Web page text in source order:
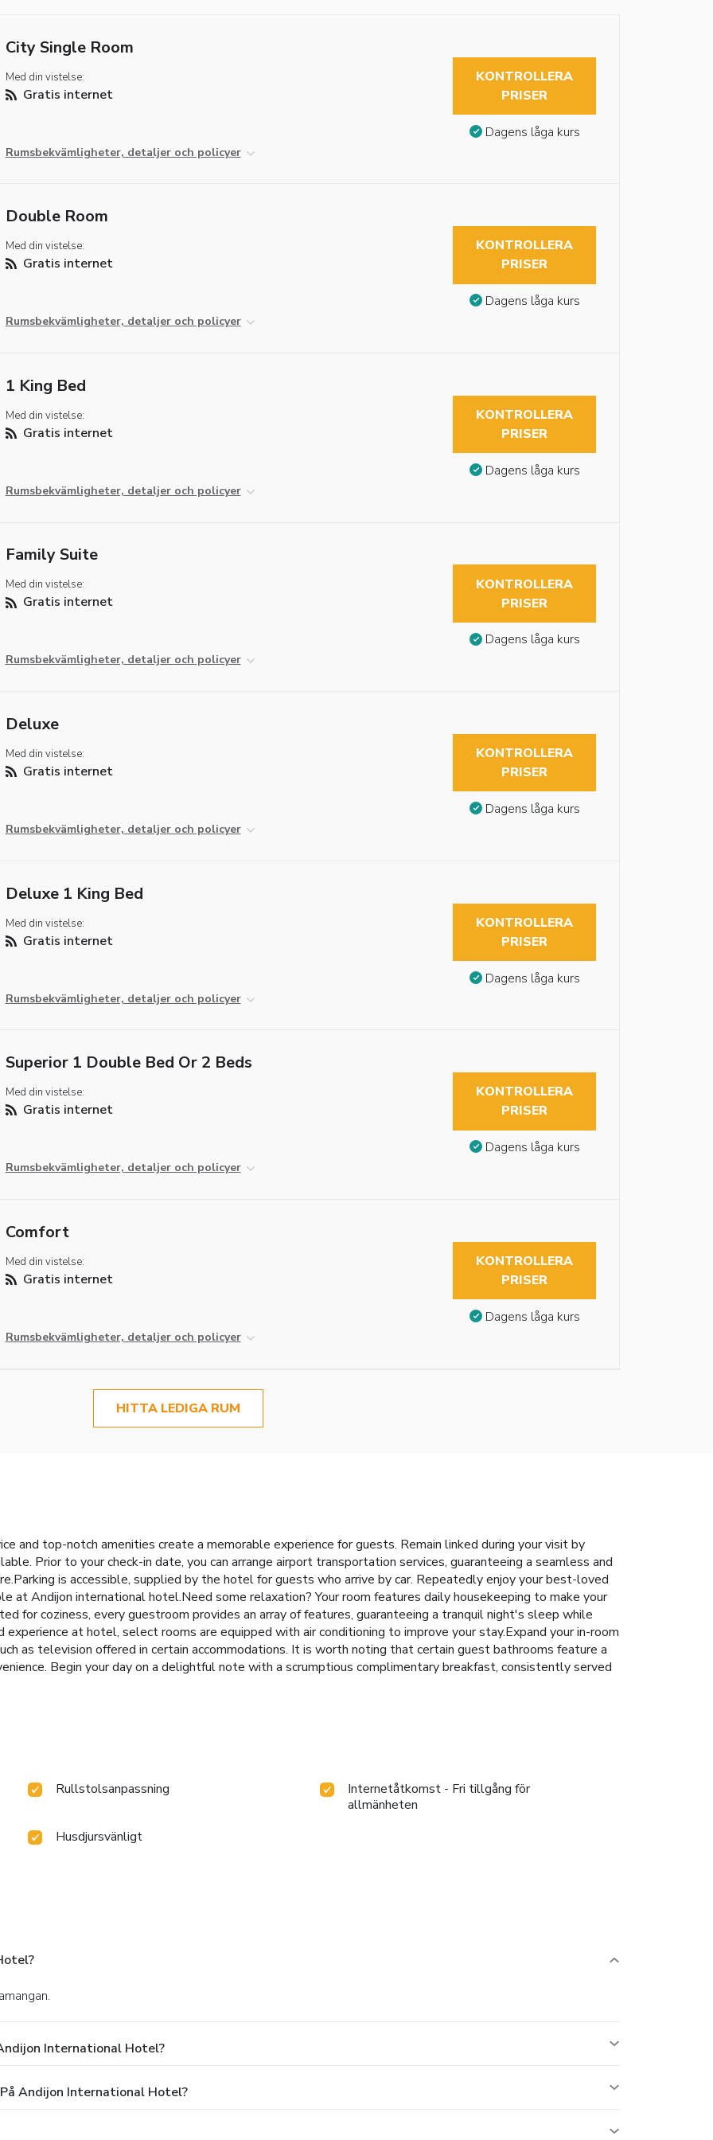
City Single Room
Med din vistelse:
Gratis internet
Rumsbekvämligheter, detaljer och policyer
KONTROLLERA
PRISER
Dagens låga kurs
Double Room
Med din vistelse:
Gratis internet
Rumsbekvämligheter, detaljer och policyer
KONTROLLERA
PRISER
Dagens låga kurs
1 King Bed
Med din vistelse:
Gratis internet
Rumsbekvämligheter, detaljer och policyer
KONTROLLERA
PRISER
Dagens låga kurs
Family Suite
Med din vistelse:
Gratis internet
Rumsbekvämligheter, detaljer och policyer
KONTROLLERA
PRISER
Dagens låga kurs
Deluxe
Med din vistelse:
Gratis internet
Rumsbekvämligheter, detaljer och policyer
KONTROLLERA
PRISER
Dagens låga kurs
Deluxe 1 King Bed
Med din vistelse:
Gratis internet
Rumsbekvämligheter, detaljer och policyer
KONTROLLERA
PRISER
Dagens låga kurs
Superior 1 Double Bed Or 2 Beds
Med din vistelse:
Gratis internet
Rumsbekvämligheter, detaljer och policyer
KONTROLLERA
PRISER
Dagens låga kurs
Comfort
Med din vistelse:
Gratis internet
Rumsbekvämligheter, detaljer och policyer
KONTROLLERA
PRISER
Dagens låga kurs
HITTA LEDIGA RUM
and top-notch amenities create a memorable experience for guests. Remain linked during your visit by
Prior to your check-in date, you can arrange airport transportation services, guaranteeing a seamless and
is accessible, supplied by the hotel for guests who arrive by car. Repeatedly enjoy your best-loved
at Andijon international hotel.Need some relaxation? Your room features daily housekeeping to make your
for coziness, every guestroom provides an array of features, guaranteeing a tranquil night's sleep while
at hotel, select rooms are equipped with air conditioning to improve your stay.Expand your in-room
as television offered in certain accommodations. It is worth noting that certain guest bathrooms feature a
Begin your day on a delightful note with a scrumptious complimentary breakfast, consistently served
Rullstolsanpassning
Internetåtkomst - Fri tillgång för
allmänheten
Husdjursvänligt
International Hotel?
Andijon International Hotel?